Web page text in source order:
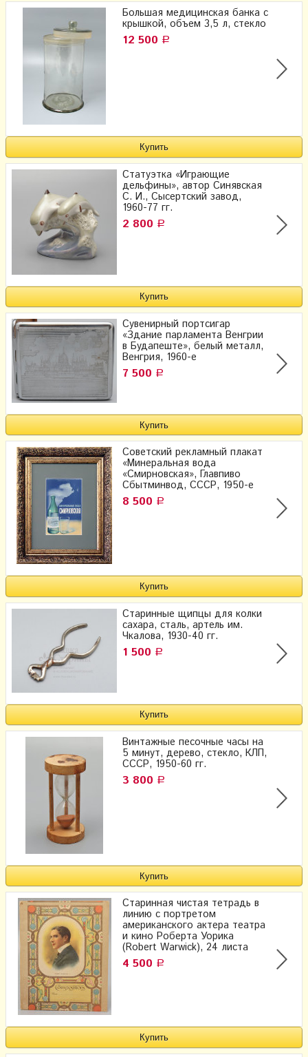
Большая медицинская банка с
крышкой, объем 3,5 л, стекло
12 500 Р
Статуэтка «Играющие
дельфины», ​автор Синявская
С. И., Сысертский завод,
1960-77 гг.
2 800 Р
Сувенирный портсигар
«Здание парламента Венгрии
в Будапеште», белый металл,
Венгрия, 1960-е
7 500 Р
Советский рекламный плакат
«Минеральная вода
«Смирновская», Главпиво
Сбытминвод, СССР, 1950-е
8 500 Р
Старинные щипцы для колки
сахара, сталь, артель им.
Чкалова, 1930-40 гг.
1 500 Р
Винтажные песочные часы на
5 минут, дерево, стекло, КЛП,
СССР, 1950-60 гг.
3 800 Р
Старинная чистая тетрадь в
линию с портретом
американского актера театра
и кино Роберта Уорика
(Robert Warwick), 24 листа
4 500 Р